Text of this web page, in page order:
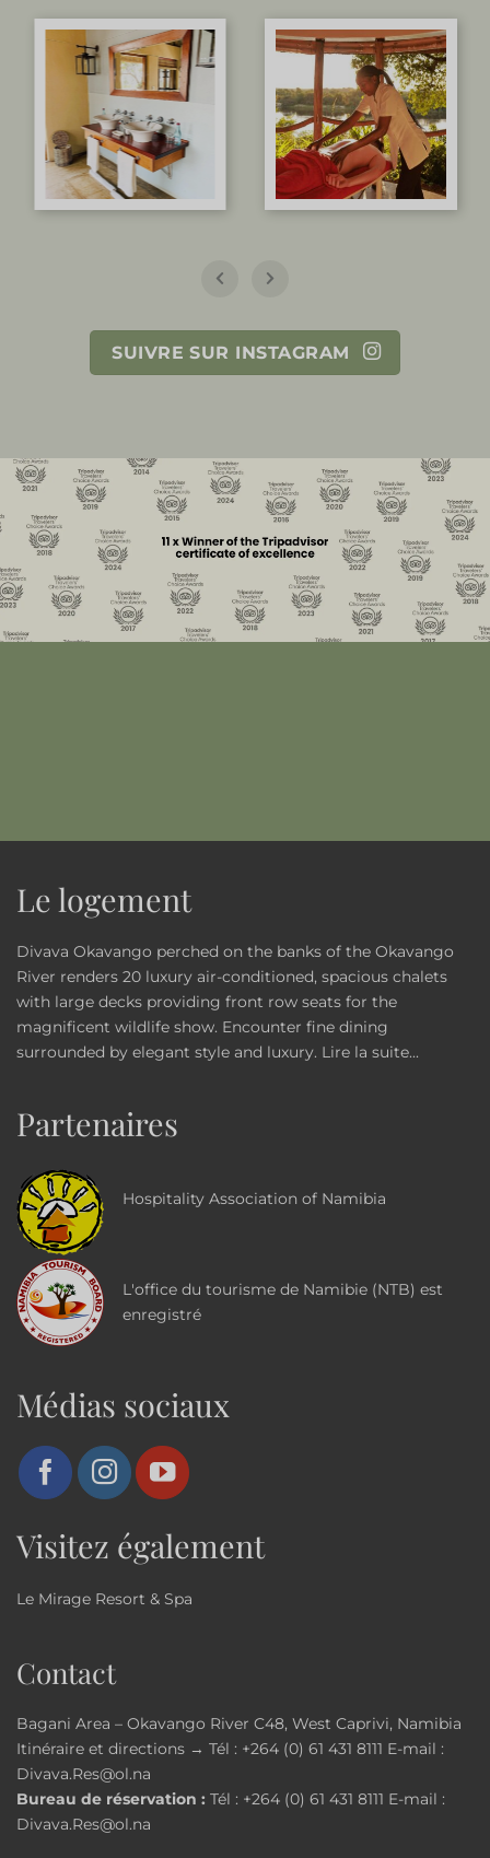
SUIVRE SUR INSTAGRAM
Le logement
Divava Okavango perched on the banks of the Okavango
River renders 20 luxury air-conditioned, spacious chalets
with large decks providing front row seats for the
magnificent wildlife show. Encounter fine dining
surrounded by elegant style and luxury. Lire la suite...
Partenaires
Hospitality Association of Namibia
L'office du tourisme de Namibie (NTB) est
enregistré
Médias sociaux
Visitez également
Le Mirage Resort & Spa
Contact
Bagani Area – Okavango River C48, West Caprivi, Namibia
Itinéraire et directions → Tél : +264 (0) 61 431 8111 E-mail :
Divava.Res@ol.na
Bureau de réservation : Tél : +264 (0) 61 431 8111 E-mail :
Divava.Res@ol.na